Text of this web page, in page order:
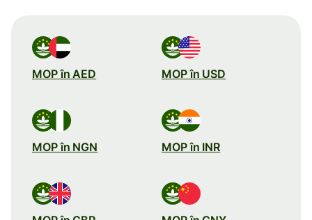
MOP în AED MOP în USD
MOP în NGN MOP în INR